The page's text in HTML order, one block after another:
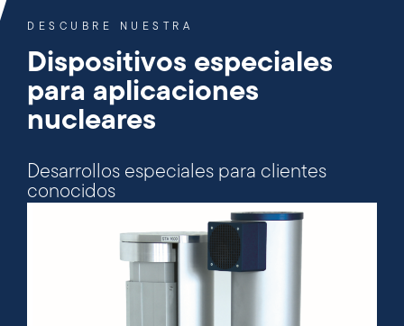
DESCUBRE NUESTRA
Dispositivos especiales
para aplicaciones
nucleares
Desarrollos especiales para clientes
conocidos